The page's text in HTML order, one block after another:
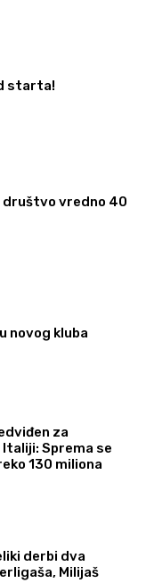
starta!
društvo vredno 40
novog kluba
za
Sprema se
130 miliona
derbi dva
Milijaš